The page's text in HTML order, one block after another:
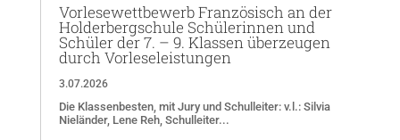
Vorlesewettbewerb Französisch an der
Holderbergschule Schülerinnen und
Schüler der 7. – 9. Klassen überzeugen
durch Vorleseleistungen
3.07.2026
Die Klassenbesten, mit Jury und Schulleiter: v.l.: Silvia
Nieländer, Lene Reh, Schulleiter...